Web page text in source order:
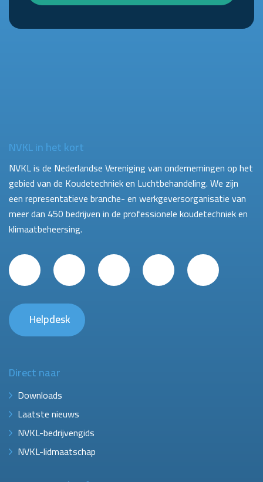
NVKL in het kort
NVKL is de Nederlandse Vereniging van ondernemingen op het
gebied van de Koudetechniek en Luchtbehandeling. We zijn
een representatieve branche- en werkgeversorganisatie van
meer dan 450 bedrijven in de professionele koudetechniek en
klimaatbeheersing.
Helpdesk
Direct naar
Downloads
Laatste nieuws
NVKL-bedrijvengids
NVKL-lidmaatschap